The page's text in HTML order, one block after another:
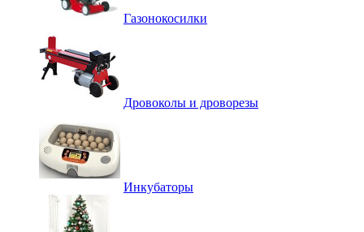
Газонокосилки
Дровоколы и дроворезы
Инкубаторы